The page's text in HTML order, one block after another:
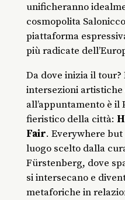
unificheranno
cosmopolita
piattaforma
più radicate
Da dove inizia il
intersezioni
all’appuntamento è
fieristico della città:
Fair. Everywhere
luogo scelto dalla
Fürstenberg, dove
si intersecano e
metaforiche in